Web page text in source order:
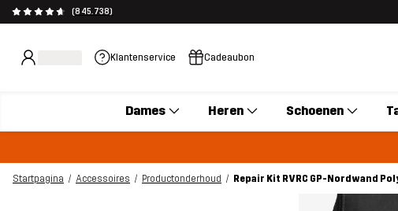
(845.738)
Klantenservice Cadeaubon
Dames Heren Schoenen
Startpagina Accessoires Productonderhoud
Repair Kit RVRC GP-Nordwand